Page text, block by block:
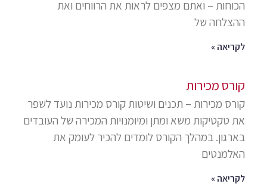
הכוחות – ואתם מצפים לראות את הרווחים ואת
ההצלחה של
לקריאה »
קורס מכירות
קורס מכירות – תכנים ושיטות קורס מכירות נועד לשפר
את טקטיקות משא ומתן ומיומנויות המכירה של העובדים
בארגון. במהלך הקורס לומדים להכיר לעומק את
האלמנטים
לקריאה »